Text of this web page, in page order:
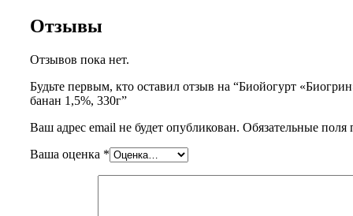
Отзывы
Отзывов пока нет.
Будьте первым, кто оставил отзыв на “Биойогурт
банан 1,5%, 330г”
Ваш адрес email не будет опубликован. Обязательные
Ваша оценка *